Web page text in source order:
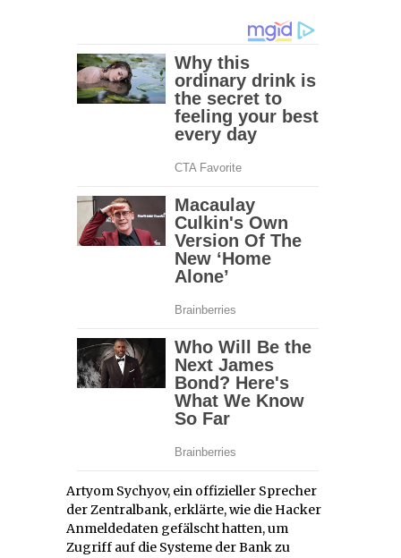
Artyom Sychyov, ein offizieller Sprecher
der Zentralbank, erklärte, wie die Hacker
Anmeldedaten gefälscht hatten, um
Zugriff auf die Systeme der Bank zu